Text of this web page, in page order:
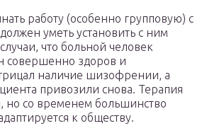
работу (особенно групповую) с
уметь установить с ним
что больной человек
совершенно здоров и
наличие шизофрении, а
привозили снова. Терапия
но со временем большинство
к обществу.